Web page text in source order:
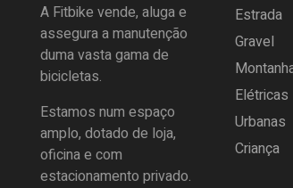
A Fitbike vende, aluga e
assegura a manutenção
duma vasta gama de
bicicletas.
Estamos num espaço
amplo, dotado de loja,
oficina e com
estacionamento privado.
Estrada
Gravel
Elétricas
Urbanas
Criança